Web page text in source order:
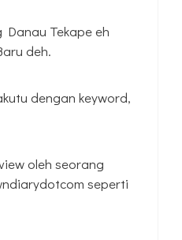
Tekape eh
deh.
dengan keyword,
oleh seorang
seperti